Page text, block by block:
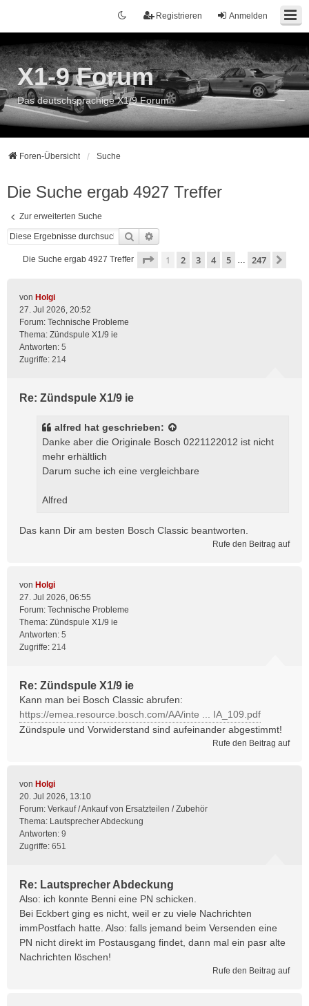
Anmelden
Registrieren
X1-9 Forum
Das deutschsprachige X1/9 Forum
Foren-Übersicht Suche
Die Suche ergab 4927 Treffer
Zur erweiterten Suche
Suche
Die Suche ergab 4927 Treffer Seite 1von 247
1 2 3 4 5 … 247
von Holgi
27. Jul 2026, 20:52
Forum: Technische Probleme
Thema: Zündspule X1/9 ie
Antworten: 5
Zugriffe: 214
Re: Zündspule X1/9 ie
alfred hat geschrieben:
Danke aber die Originale Bosch 0221122012 ist nicht
mehr erhältlich
Darum suche ich eine vergleichbare
Alfred
Das kann Dir am besten Bosch Classic beantworten.
Rufe den Beitrag auf
von Holgi
27. Jul 2026, 06:55
Forum: Technische Probleme
Thema: Zündspule X1/9 ie
Antworten: 5
Zugriffe: 214
Re: Zündspule X1/9 ie
Kann man bei Bosch Classic abrufen:
https://emea.resource.bosch.com/AA/inte ... IA_109.pdf
Zündspule und Vorwiderstand sind aufeinander abgestimmt!
Rufe den Beitrag auf
von Holgi
20. Jul 2026, 13:10
Forum: Verkauf / Ankauf von Ersatzteilen / Zubehör
Thema: Lautsprecher Abdeckung
Antworten: 9
Zugriffe: 651
Re: Lautsprecher Abdeckung
Also: ich konnte Benni eine PN schicken.
Bei Eckbert ging es nicht, weil er zu viele Nachrichten
immPostfach hatte. Also: falls jemand beim Versenden eine
PN nicht direkt im Postausgang findet, dann mal ein pasr alte
Nachrichten löschen!
Rufe den Beitrag auf